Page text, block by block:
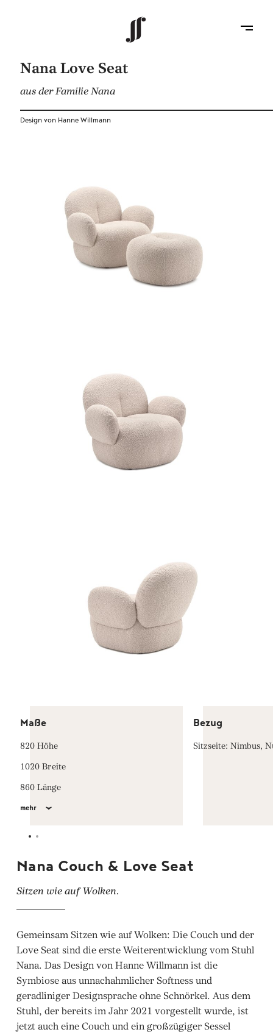
Nana Love Seat
aus der Familie Nana
Design von Hanne Willmann
Maße
820 Höhe
1020 Breite
860 Länge
mehr
Bezug
Sitzseite: Nimbus,
Nana Couch & Love Seat
Sitzen wie auf Wolken.
Gemeinsam Sitzen wie auf Wolken: Die Couch und der
Love Seat sind die erste Weiterentwicklung vom Stuhl
Nana. Das Design von Hanne Willmann ist die
Symbiose aus unnachahmlicher Softness und
geradliniger Designsprache ohne Schnörkel. Aus dem
Stuhl, der bereits im Jahr 2021 vorgestellt wurde, ist
jetzt auch eine Couch und ein großzügiger Sessel